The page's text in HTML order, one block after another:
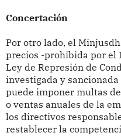
Concertación
Por otro lado, el
precios -prohibida por el
Ley de Represión de
investigada y
puede imponer multas
o ventas anuales de la
los directivos
restablecer la